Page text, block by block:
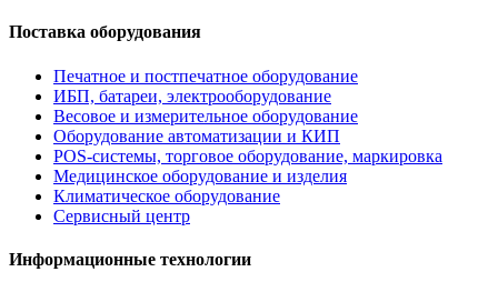
Поставка оборудования
Печатное и постпечатное оборудование
ИБП, батареи, электрооборудование
Весовое и измерительное оборудование
Оборудование автоматизации и КИП
POS-системы, торговое оборудование, маркировка
Медицинское оборудование и изделия
Климатическое оборудование
Сервисный центр
Информационные технологии